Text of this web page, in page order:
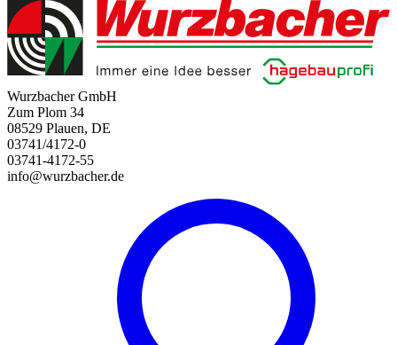
Wurzbacher GmbH
Zum Plom 34
08529 Plauen, DE
03741/4172-0
03741-4172-55
info@wurzbacher.de